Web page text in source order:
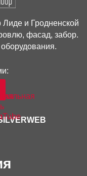
и Гродненской
фасад, забор.